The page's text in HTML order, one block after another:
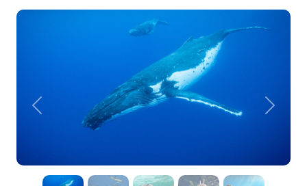
Previous Next